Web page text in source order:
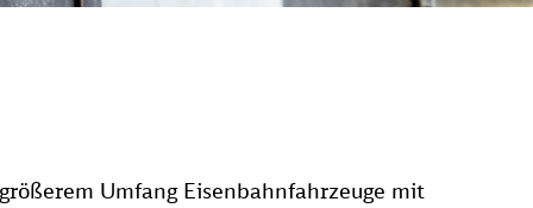
Umfang Eisenbahnfahrzeuge mit